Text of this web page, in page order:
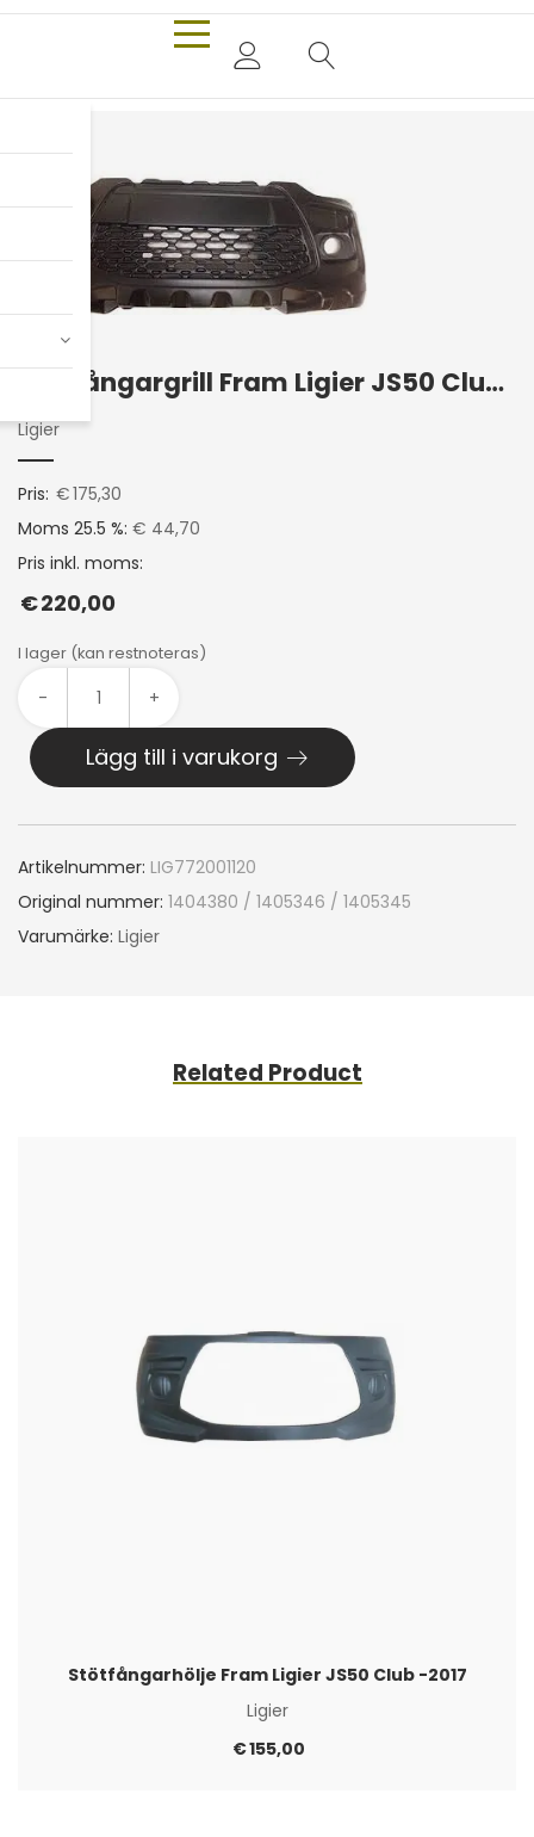
Stötfångargrill Fram Ligier JS50 Club -2017
Ligier
Pris: €175,30
Moms 25.5 %: € 44,70
Pris inkl. moms:
€220,00
I lager (kan restnoteras)
- +
Lägg till i varukorg
Artikelnummer: LIG772001120
Original nummer: 1404380 / 1405346 / 1405345
Varumärke: Ligier
Related Product
Stötfångarhölje Fram Ligier JS50 Club -2017
Ligier
€155,00